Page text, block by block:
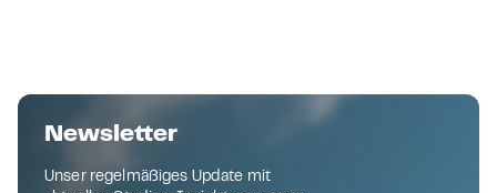
Newsletter
Unser regelmäßiges Update mit